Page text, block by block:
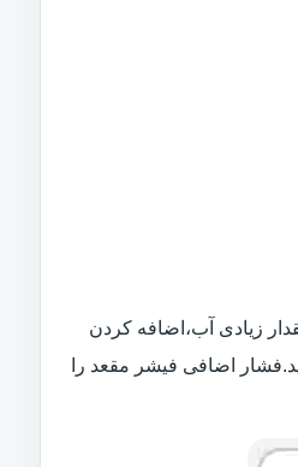
زیادی آب،اضافه کردن
اضافی فیشر مقعد را